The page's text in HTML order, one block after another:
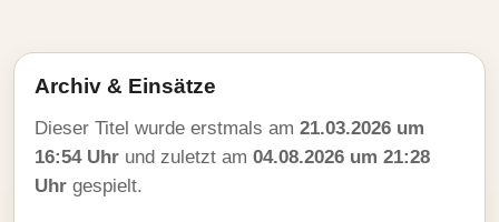
Archiv & Einsätze
Dieser Titel wurde erstmals am 21.03.2026 um
16:54 Uhr und zuletzt am 04.08.2026 um 21:28
Uhr gespielt.